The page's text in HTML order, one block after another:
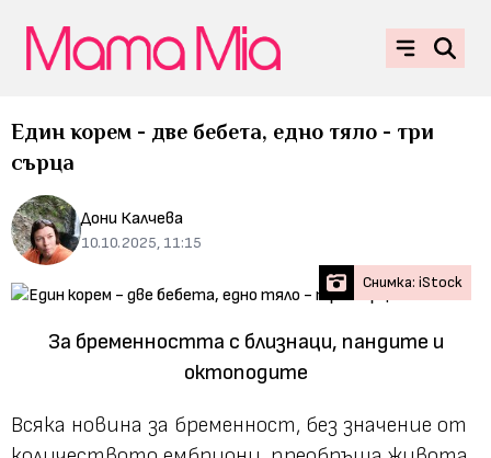
Един корем - две бебета, едно тяло - три
сърца
Дони Калчева
10.10.2025, 11:15
Снимка: iStock
За бременността с близнаци, пандите и
октоподите
Всяка новина за бременност, без значение от